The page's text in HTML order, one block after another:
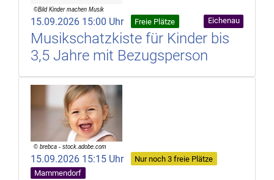
15.09.2026 15:00 Uhr Freie Plätze Eichenau
Musikschatzkiste für Kinder bis
3,5 Jahre mit Bezugsperson
15.09.2026 15:15 Uhr
Nur noch 3 freie Plätze
Mammendorf